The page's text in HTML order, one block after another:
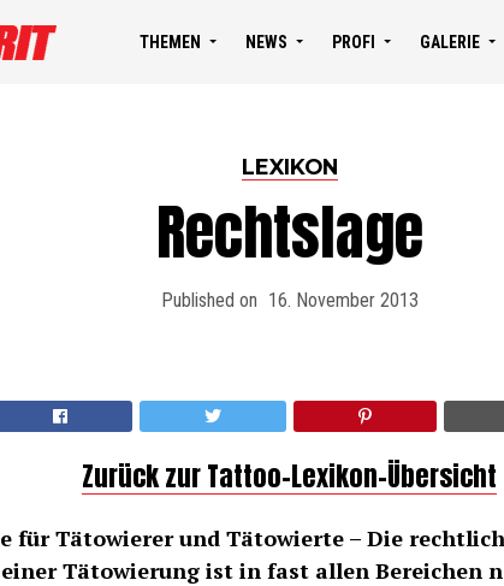
THEMEN NEWS PROFI GALERIE
LEXIKON
Rechtslage
Published on 16. November 2013
Zurück zur Tattoo-Lexikon-Übersicht
für Tätowierer und Tätowierte – Die
Tätowierung ist in fast allen Bereichen